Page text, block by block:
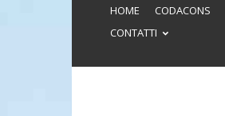
HOME CODACONS
CONTATTI